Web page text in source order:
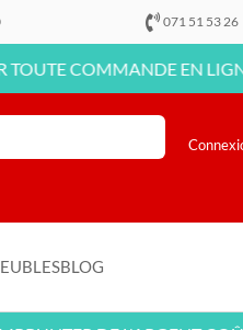
071 51 53 26
EN LIGNE !•
BLOG